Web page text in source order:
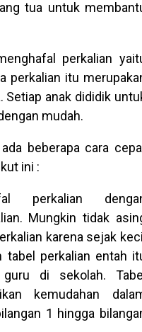
tua untuk
perkalian
perkalian itu
Setiap anak dididik
mudah.
beberapa cara
ini :
perkalian
Mungkin tidak
karena sejak
tabel perkalian entah
di sekolah.
kemudahan
1 hingga